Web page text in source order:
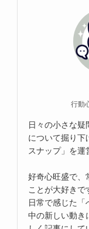
行動
日々の小さな疑
について掘り下
スナップ」を運
好奇心旺盛で、
ことが大好きで
日常で感じた「
中の新しい動き